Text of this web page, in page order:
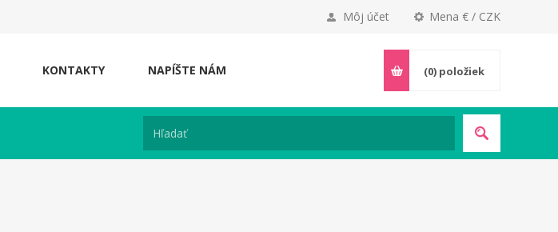
Mena € / CZK
Môj účet
KONTAKTY NAPÍŠTE NÁM (0) položiek